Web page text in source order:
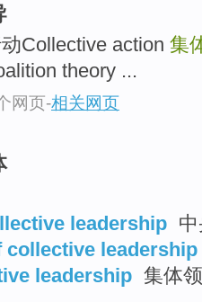
Collective action 集
theory ...
网页-相关网页
leadership
collective leadership
leadership 集体